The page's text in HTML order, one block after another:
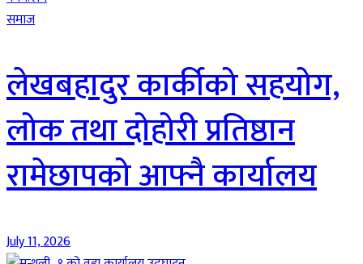
समाज
लेखबहादुर कार्कीको सहयोग,
लोक तथा दोहोरी प्रतिष्ठान
रामेछापको आफ्नै कार्यालय
July 11, 2026